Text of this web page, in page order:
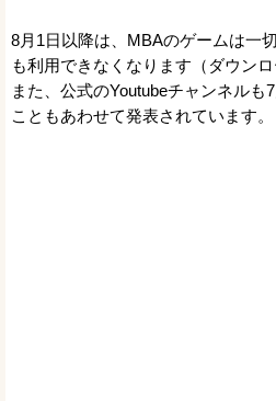
8月1日以降は、MBAのゲームは一
も利用できなくなります（ダウン
また、公式のYoutubeチャンネルも
こともあわせて発表されています。